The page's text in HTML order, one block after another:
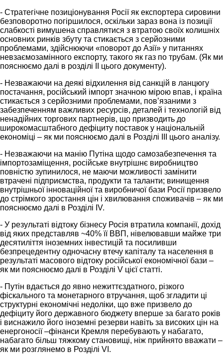
- Стратегічне позиціонування Росії як експортера сировини
безповоротно погіршилося, оскільки зараз вона із позиції
слабкості вимушена справлятися з втратою своїх колишніх
основних ринків збуту та стикається з серйозними
проблемами, здійснюючи «поворот до Азії» у питаннях
невзаємозамінного експорту, такого як газ по трубам. (Як ми
пояснюємо далі в розділі II цього документу).
- Незважаючи на деякі відхилення від санкцій в ланцюгу
постачання, російський імпорт значною мірою впав, і країна
стикається з серйозними проблемами, пов’язаними з
забезпеченням важливих ресурсів, деталей і технологій від
ненадійних торгових партнерів, що призводить до
широкомасштабного дефіциту поставок у національній
економіці – як ми пояснюємо далі в Розділі III цього аналізу.
- Незважаючи на манію Путіна щодо самозабезпечення та
імпортозаміщення, російське внутрішнє виробництво
повністю зупинилося, не маючи можливості замінити
втрачені підприємства, продукти та таланти; винищення
внутрішньої інноваційної та виробничої бази Росії призвело
до стрімкого зростання цін і хвилювання споживачів – як ми
пояснюємо далі в Розділі IV.
- У результаті відтоку бізнесу Росія втратила компанії, дохід
від яких представляв ~40% її ВВП, нівелювавши майже три
десятиліття іноземних інвестицій та посиливши
безпрецедентну одночасну втечу капіталу та населення в
результаті масового відтоку російської економічної бази –
як ми пояснюємо далі в Розділі V цієї статті.
- Путін вдається до явно нежиттєздатного, різкого
фіскального та монетарного втручання, щоб згладити ці
структурні економічні недоліки, що вже призвело до
дефіциту його державного бюджету вперше за багато років
і виснажило його іноземні резерви навіть за високих цін на
енергоносії –фінанси Кремля перебувають у набагато,
набагато більш тяжкому становищі, ніж прийнято вважати –
як ми розглянемо в Розділі VI.